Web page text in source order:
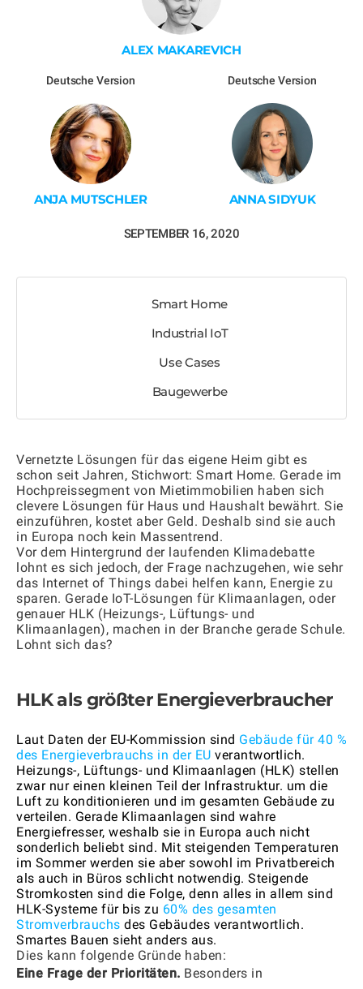
ALEX MAKAREVICH
Deutsche Version
ANJA MUTSCHLER
Deutsche Version
ANNA SIDYUK
SEPTEMBER 16, 2020
Smart Home
Industrial IoT
Use Cases
Baugewerbe
Vernetzte Lösungen für das eigene Heim gibt es
schon seit Jahren, Stichwort: Smart Home. Gerade im
Hochpreissegment von Mietimmobilien haben sich
clevere Lösungen für Haus und Haushalt bewährt. Sie
einzuführen, kostet aber Geld. Deshalb sind sie auch
in Europa noch kein Massentrend.
Vor dem Hintergrund der laufenden Klimadebatte
lohnt es sich jedoch, der Frage nachzugehen, wie sehr
das Internet of Things dabei helfen kann, Energie zu
sparen. Gerade IoT-Lösungen für Klimaanlagen, oder
genauer HLK (Heizungs-, Lüftungs- und
Klimaanlagen), machen in der Branche gerade Schule.
Lohnt sich das?
HLK als größter Energieverbraucher
Laut Daten der EU-Kommission sind Gebäude für 40 %
des Energieverbrauchs in der EU verantwortlich.
Heizungs-, Lüftungs- und Klimaanlagen (HLK) stellen
zwar nur einen kleinen Teil der Infrastruktur. um die
Luft zu konditionieren und im gesamten Gebäude zu
verteilen. Gerade Klimaanlagen sind wahre
Energiefresser, weshalb sie in Europa auch nicht
sonderlich beliebt sind. Mit steigenden Temperaturen
im Sommer werden sie aber sowohl im Privatbereich
als auch in Büros schlicht notwendig. Steigende
Stromkosten sind die Folge, denn alles in allem sind
HLK-Systeme für bis zu 60% des gesamten
Stromverbrauchs des Gebäudes verantwortlich.
Smartes Bauen sieht anders aus.
Dies kann folgende Gründe haben:
Eine Frage der Prioritäten. Besonders in